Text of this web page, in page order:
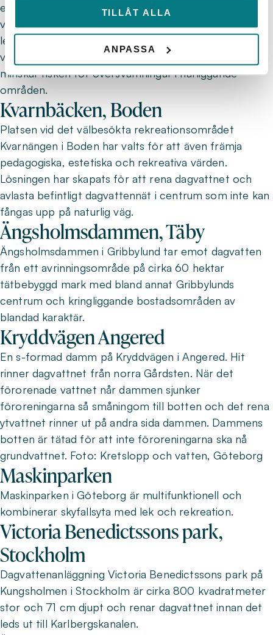
TILLÅT ALLA
ANPASSA
estetiskt tilltalande sätt. Genom att använda naturliga
vattenvägar och grönområden för att absorbera och
leda bort regnvatten, har man inte bara skapat en
vacker parkmiljö, utan också ett effektivt system som
minskar risken för översvämningar i närliggande
områden.
Kvarnbäcken, Boden
Platsen vid det välbesökta rekreationsområdet
Kvarnängen i Boden har valts för att även främja
pedagogiska, estetiska och rekreativa värden.
Lösningen har skapats för att rena dagvattnet och
avlasta befintligt dagvattennät i centrum som inte kan
fångas upp på naturlig väg.
Ängsholmsdammen, Täby
Ängsholmsdammen i Gribbylund tar emot dagvatten
från ett avrinnings­område på cirka 60 hektar
tätbebyggd mark med bland annat Gribbylunds
centrum och kringliggande bostadsområden av
blandad karaktär.
Kryddvägen Angered
En s-formad damm på Kryddvägen i Angered. Hit
rinner dagvattnet från norra Gårdsten. När det
förorenade vattnet når dammen sjunker
föroreningarna så småningom till botten och det rena
ytvattnet rinner ut på andra sida dammen. Dammens
botten är tätad för att inte föroreningarna ska nå
grundvattnet. Foto: Kretslopp och vatten, Göteborg
Maskinparken
Maskinparken i Göteborg är multifunktionell och
kombinerar skyfallsyta med lek och rekreation.
Victoria Benedictssons park,
Stockholm
Dagvattenanläggning Victoria Benedictssons park på
Kungsholmen i Stockholm är cirka 800 kvadratmeter
stor och 71 cm djupt och renar dagvattnet innan det
leds ut till Karlbergskanalen.